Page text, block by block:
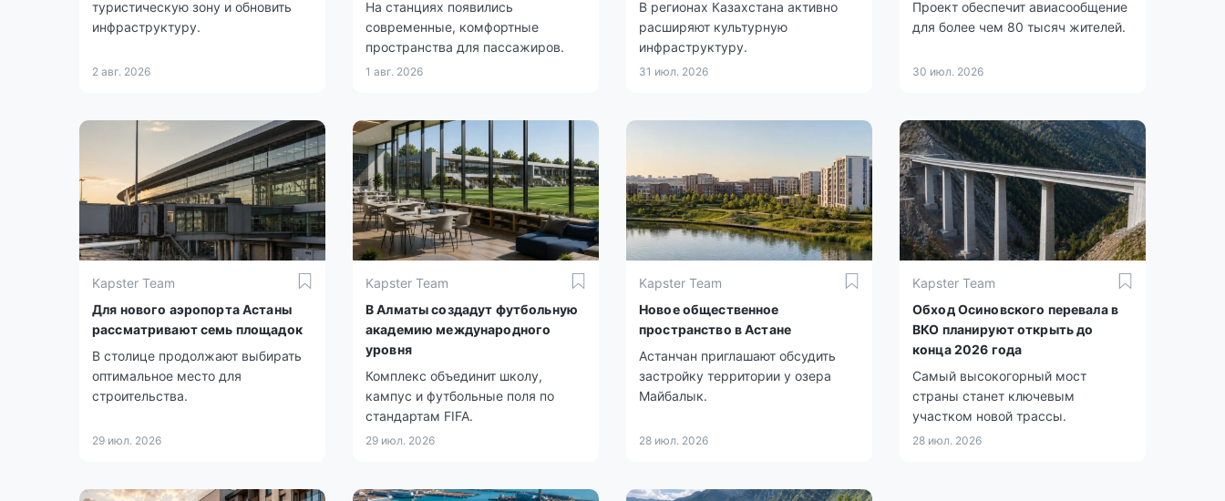
туристическую зону и обновить
инфраструктуру.
2 авг. 2026
На станциях появились
современные, комфортные
пространства для пассажиров.
1 авг. 2026
В регионах Казахстана активно
расширяют культурную
инфраструктуру.
31 июл. 2026
Проект обеспечит авиасообщение
для более чем 80 тысяч жителей.
30 июл. 2026
Kapster Team
Для нового аэропорта Астаны
рассматривают семь площадок
В столице продолжают выбирать
оптимальное место для
строительства.
29 июл. 2026
Kapster Team
В Алматы создадут футбольную
академию международного
уровня
Комплекс объединит школу,
кампус и футбольные поля по
стандартам FIFA.
29 июл. 2026
Kapster Team
Новое общественное
пространство в Астане
Астанчан приглашают обсудить
застройку территории у озера
Майбалык.
28 июл. 2026
Kapster Team
Обход Осиновского перевала в
ВКО планируют открыть до
конца 2026 года
Самый высокогорный мост
страны станет ключевым
участком новой трассы.
28 июл. 2026